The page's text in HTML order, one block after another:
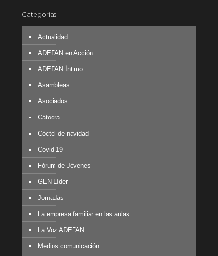
Categorías
Actualidad
ADEFAN en Acción
ADEFAN Íntimo
Asambleas
Asociados
Cátedra
Cóctel de navidad
Covid-19
Fórum de Jóvenes
GEN-Líder
Jornadas
La empresa familiar en las aulas
La Voz ADEFAN
Medios comunicación